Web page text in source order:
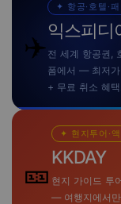
✈️
✦ 항공·호텔·
익스피디
전 세계 항공권,
폼에서 — 최저
+ 무료 취소 혜
🎫
✦ 현지투어·
KKDAY
현지 가이드 투
— 여행지에서